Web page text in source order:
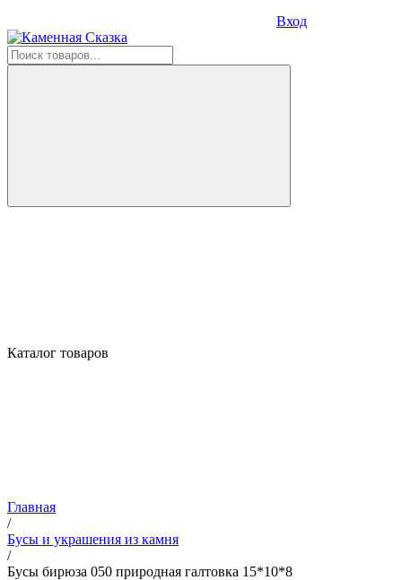
Вход
Каталог товаров
Главная
/
Бусы и украшения из камня
/
Бусы бирюза 050 природная галтовка 15*10*8